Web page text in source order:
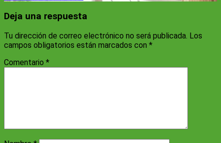
Deja una respuesta
Tu dirección de correo electrónico no será publicada. Los
campos obligatorios están marcados con *
Comentario *